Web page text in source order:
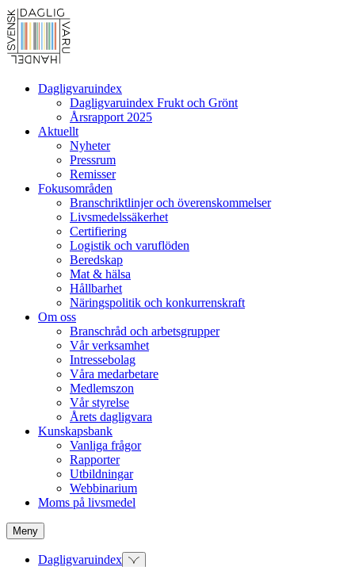
Dagligvaruindex
Dagligvaruindex Frukt och Grönt
Årsrapport 2025
Aktuellt
Nyheter
Pressrum
Remisser
Fokusområden
Branschriktlinjer och överenskommelser
Livsmedelssäkerhet
Certifiering
Logistik och varuflöden
Beredskap
Mat & hälsa
Hållbarhet
Näringspolitik och konkurrenskraft
Om oss
Branschråd och arbetsgrupper
Vår verksamhet
Intressebolag
Våra medarbetare
Medlemszon
Vår styrelse
Årets dagligvara
Kunskapsbank
Vanliga frågor
Rapporter
Utbildningar
Webbinarium
Moms på livsmedel
Meny
Dagligvaruindex